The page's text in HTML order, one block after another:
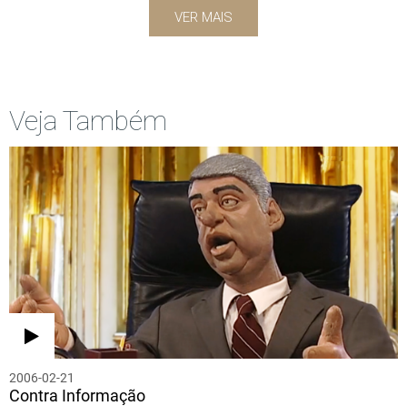
VER MAIS
Veja Também
2006-02-21
Contra Informação